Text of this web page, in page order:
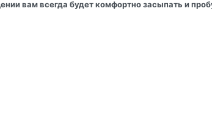
вам всегда будет комфортно засыпать и